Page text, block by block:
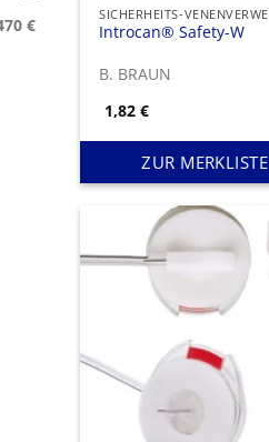
€ Introcan® Safety-W
B. BRAUN
1,82€
ZUR MERKLISTE